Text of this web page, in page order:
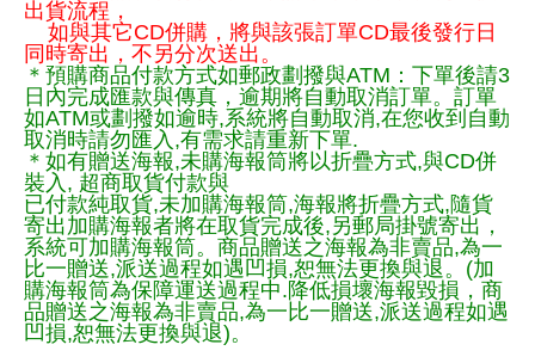
出貨流程，
如與其它CD併購，將與該張訂單CD最後發行日
同時寄出，不另分次送出。
＊預購商品付款方式如郵政劃撥與ATM：下單後請3
日內完成匯款與傳真，逾期將自動取消訂單。訂單
如ATM或劃撥如逾時,系統將自動取消,在您收到自動
取消時請勿匯入,有需求請重新下單.
＊如有贈送海報,未購海報筒將以折疊方式,與CD併
裝入, 超商取貨付款與
已付款純取貨,未加購海報筒,海報將折疊方式,隨貨
寄出加購海報者將在取貨完成後,另郵局掛號寄出，
系統可加購海報筒。商品贈送之海報為非賣品,為一
比一贈送,派送過程如遇凹損,恕無法更換與退。(加
購海報筒為保障運送過程中.降低損壞海報毀損，商
品贈送之海報為非賣品,為一比一贈送,派送過程如遇
凹損,恕無法更換與退)。